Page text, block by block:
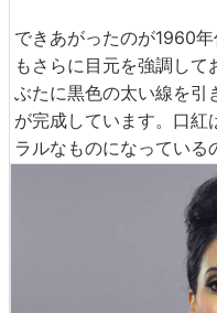
できあがったのが1960
もさらに目元を強調して
ぶたに黒色の太い線を引
が完成しています。口紅
ラルなものになっている